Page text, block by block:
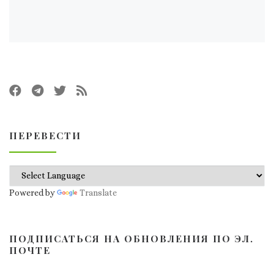
ПЕРЕВЕСТИ
Powered by Translate
ПОДПИСАТЬСЯ НА ОБНОВЛЕНИЯ ПО ЭЛ.
ПОЧТЕ